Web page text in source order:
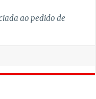
ao pedido de